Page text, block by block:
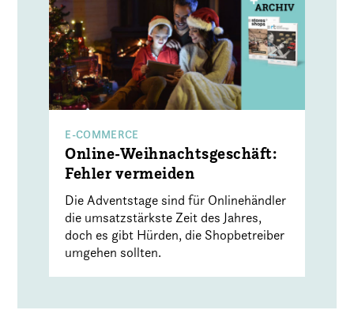
E-COMMERCE
Online-Weihnachtsgeschäft:
Fehler vermeiden
Die Adventstage sind für Onlinehändler
die umsatzstärkste Zeit des Jahres,
doch es gibt Hürden, die Shopbetreiber
umgehen sollten.